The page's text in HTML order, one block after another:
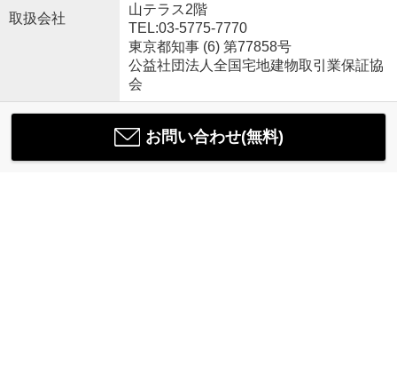
取扱会社
山テラス2階
TEL:03-5775-7770
東京都知事 (6) 第77858号
公益社団法人全国宅地建物取引業保証協
会
お問い合わせ(無料)